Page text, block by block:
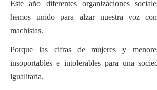
Actas Asamblea Ciudadana
Financiación
Participa con Podemos en Albacete
Este año diferentes organizaciones
hemos unido para alzar nuestra voz
machistas.
Porque las cifras de mujeres y
insoportables e intolerables para una
igualitaria.